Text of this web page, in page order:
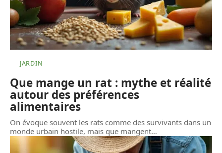
JARDIN
Que mange un rat : mythe et réalité
autour des préférences
alimentaires
On évoque souvent les rats comme des survivants dans un
monde urbain hostile, mais que mangent…